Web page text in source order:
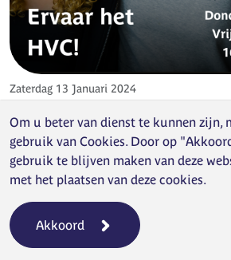
Zaterdag 13 Januari 2024
Open dagen 2024
Kom naar een van de open dagen op
en ervaar het HVC.
Lees verder
Om u beter van dienst te kunnen zijn,
gebruik van Cookies. Door op
gebruik te blijven maken van deze
met het plaatsen van deze cookies.
Akkoord